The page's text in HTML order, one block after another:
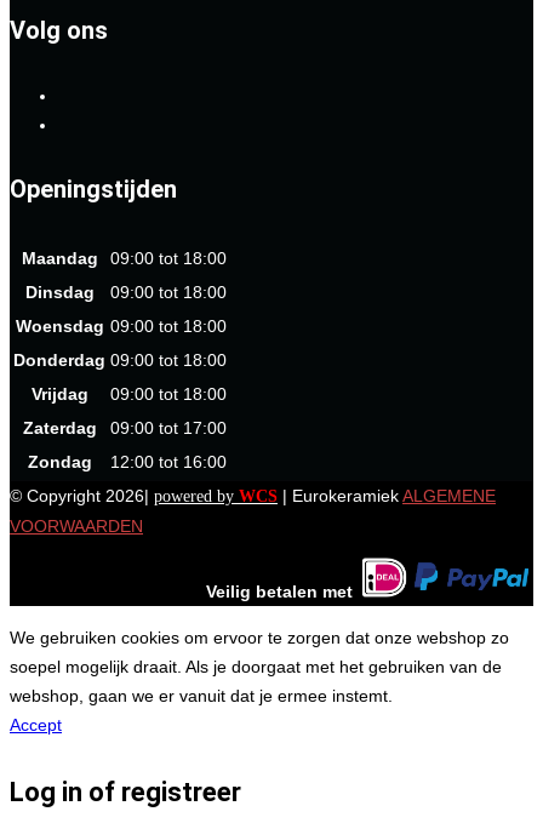
Volg ons
Openingstijden
Maandag
09:00 tot 18:00
Dinsdag
09:00 tot 18:00
Woensdag 09:00 tot 18:00
Donderdag 09:00 tot 18:00
Vrijdag
09:00 tot 18:00
Zaterdag
09:00 tot 17:00
Zondag
12:00 tot 16:00
© Copyright 2026| powered by WCS | EurokeramiekALGEMENE
VOORWAARDEN
Veilig betalen met
We gebruiken cookies om ervoor te zorgen dat onze webshop zo
soepel mogelijk draait. Als je doorgaat met het gebruiken van de
webshop, gaan we er vanuit dat je ermee instemt.
Accept
Log in of registreer